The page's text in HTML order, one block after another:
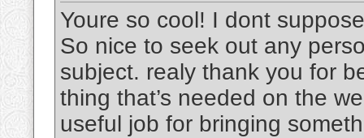
Youre so cool! I dont
So nice to seek out any
subject. realy thank you for
thing that’s needed on the
useful job for bringing